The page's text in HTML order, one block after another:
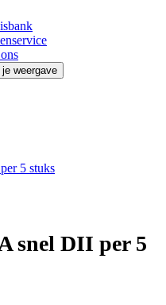
je weergave
5 stuks
snel DII per 5